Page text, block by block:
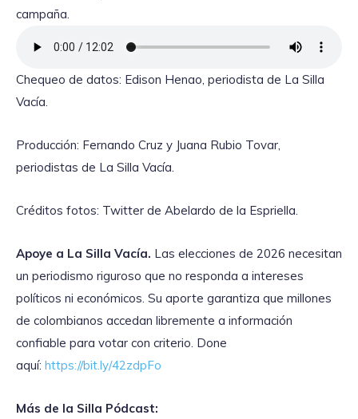
campaña.
Chequeo de datos: Edison Henao, periodista de La Silla
Vacía.
Producción: Fernando Cruz y Juana Rubio Tovar,
periodistas de La Silla Vacía.
Créditos fotos: Twitter de Abelardo de la Espriella.
Apoye a La Silla Vacía. Las elecciones de 2026 necesitan
un periodismo riguroso que no responda a intereses
políticos ni económicos. Su aporte garantiza que millones
de colombianos accedan libremente a información
confiable para votar con criterio. Done
aquí: https://bit.ly/42zdpFo
Más de la Silla Pódcast: